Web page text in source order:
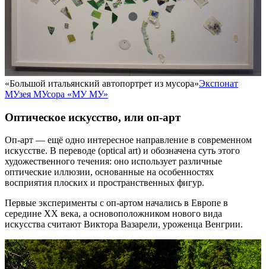
«Большой итальянский автопортрет из мусора»Экспонат
МУзея МУсора «МУ МУ»
Оптическое искусство, или оп-арт
Оп-арт — ещё одно интересное направление в современном
искусстве. В переводе (optical art) и обозначена суть этого
художественного течения: оно использует различные
оптические иллюзии, основанные на особенностях
восприятия плоских и пространственных фигур.
Первые эксперименты с оп-артом начались в Европе в
середине ХХ века, а основоположником нового вида
искусства считают Виктора Вазарели, уроженца Венгрии.